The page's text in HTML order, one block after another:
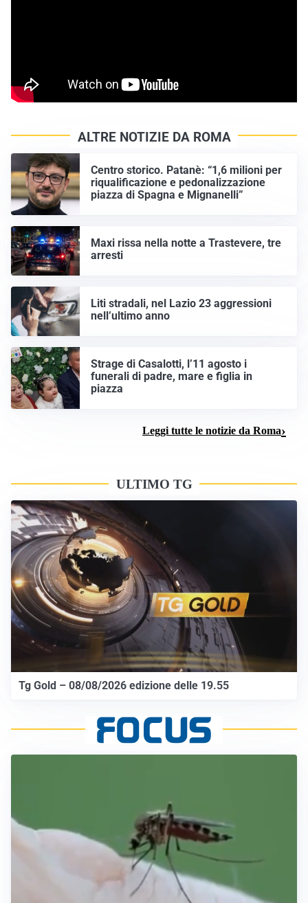
ALTRE NOTIZIE DA ROMA
Centro storico. Patanè: “1,6 milioni per
riqualificazione e pedonalizzazione
piazza di Spagna e Mignanelli”
Maxi rissa nella notte a Trastevere, tre
arresti
Liti stradali, nel Lazio 23 aggressioni
nell’ultimo anno
Strage di Casalotti, l’11 agosto i
funerali di padre, mare e figlia in
piazza
Leggi tutte le notizie da Roma
ULTIMO TG
Tg Gold – 08/08/2026 edizione delle 19.55